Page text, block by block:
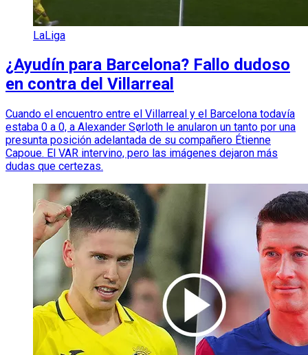
LaLiga
¿Ayudín para Barcelona? Fallo dudoso
en contra del Villarreal
Cuando el encuentro entre el Villarreal y el Barcelona todavía
estaba 0 a 0, a Alexander Sørloth le anularon un tanto por una
presunta posición adelantada de su compañero Étienne
Capoue. El VAR intervino, pero las imágenes dejaron más
dudas que certezas.